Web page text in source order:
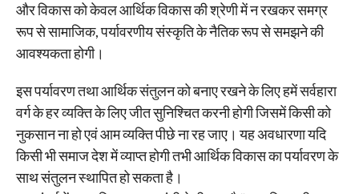
और विकास को केवल आर्थिक विकास की श्रेणी में न रखकर समग्र
रूप से सामाजिक, पर्यावरणीय संस्कृति के नैतिक रूप से समझने की
आवश्यकता होगी।
इस पर्यावरण तथा आर्थिक संतुलन को बनाए रखने के लिए हमें सर्वहारा
वर्ग के हर व्यक्ति के लिए जीत सुनिश्चित करनी होगी जिसमें किसी को
नुकसान ना हो एवं आम व्यक्ति पीछे ना रह जाए। यह अवधारणा यदि
किसी भी समाज देश में व्याप्त होगी तभी आर्थिक विकास का पर्यावरण के
साथ संतुलन स्थापित हो सकता है।